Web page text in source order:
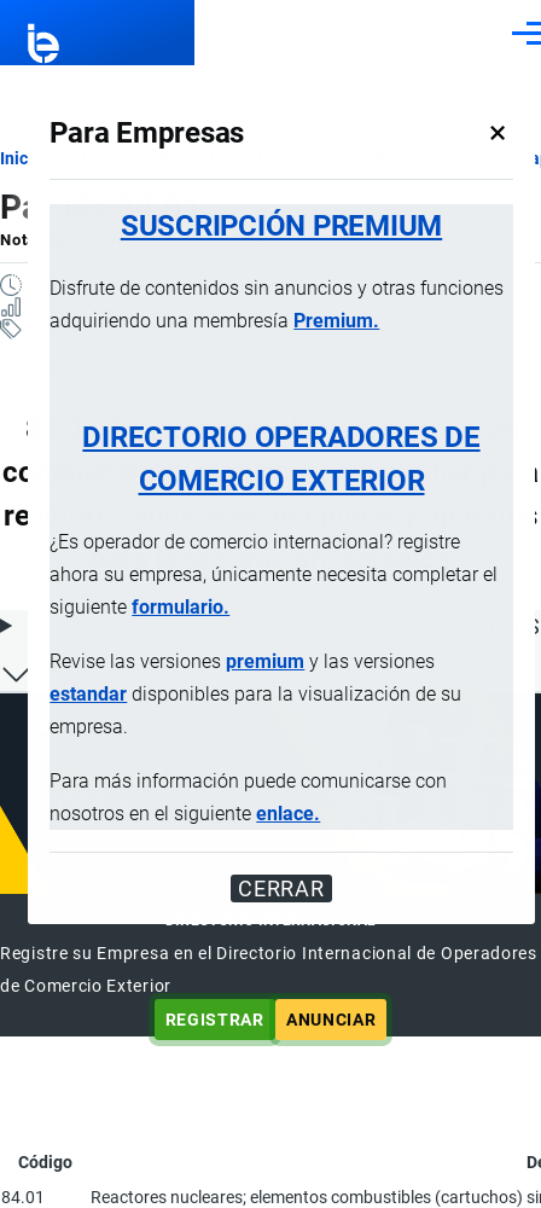
Para Empresas ×
SUSCRIPCIÓN PREMIUM
Disfrute de contenidos sin anuncios y otras funciones
adquiriendo una membresía Premium.
DIRECTORIO OPERADORES DE
COMERCIO EXTERIOR
¿Es operador de comercio internacional? registre
ahora su empresa, únicamente necesita completar el
siguienteformulario.
Revise las versionespremium y las versiones
estandar disponibles para la visualización de su
empresa.
Para más información puede comunicarse con
nosotros en el siguienteenlace.
CERRAR
Ruta
de
navegación
Inicio
Partida 84.01
Nota ExplicativaporImportaciones …, 21 Julio, 2024
8 MINUTOS
Notas Explicativas
84.01 Reactores nucleares; elementos
combustibles (cartuchos) sin irradiar para
reactores nucleares; máquinas y aparatos
para la separación isotópica
ÍNDICE DE CONTENIDOS
DIRECTORIO INTERNACIONAL
Registre su Empresa en el Directorio Internacional de Operadores
de Comercio Exterior
REGISTRAR
ANUNCIAR
Código
84.01
Reactores nucleares; elementos combustibles (cartuchos)